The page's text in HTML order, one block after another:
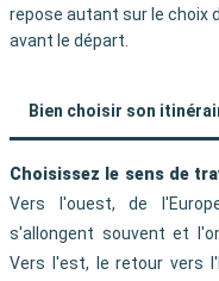
repose autant sur le choix
avant le départ.
Bien choisir son
Choisissez le sens de
Vers l'ouest, de
s'allongent souvent et
Vers l'est, le retour vers